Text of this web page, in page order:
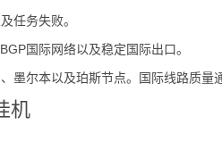
任务失败。
国际网络以及稳定国际出口。
墨尔本以及珀斯节点。国际线路质量
机